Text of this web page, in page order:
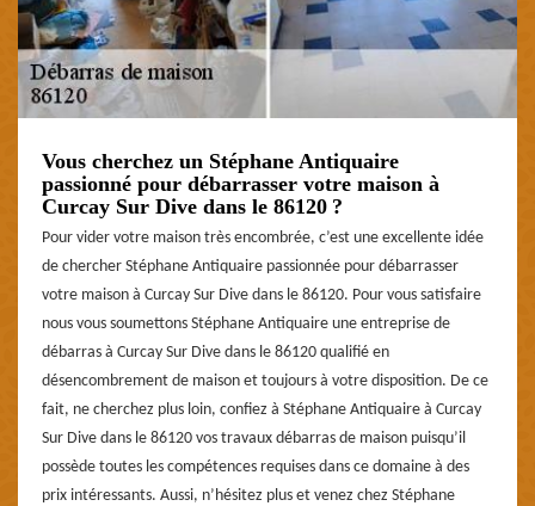
Vous cherchez un Stéphane Antiquaire
passionné pour débarrasser votre maison à
Curcay Sur Dive dans le 86120 ?
Pour vider votre maison très encombrée, c’est une excellente idée
de chercher Stéphane Antiquaire passionnée pour débarrasser
votre maison à Curcay Sur Dive dans le 86120. Pour vous satisfaire
nous vous soumettons Stéphane Antiquaire une entreprise de
débarras à Curcay Sur Dive dans le 86120 qualifié en
désencombrement de maison et toujours à votre disposition. De ce
fait, ne cherchez plus loin, confiez à Stéphane Antiquaire à Curcay
Sur Dive dans le 86120 vos travaux débarras de maison puisqu’il
possède toutes les compétences requises dans ce domaine à des
prix intéressants. Aussi, n’hésitez plus et venez chez Stéphane